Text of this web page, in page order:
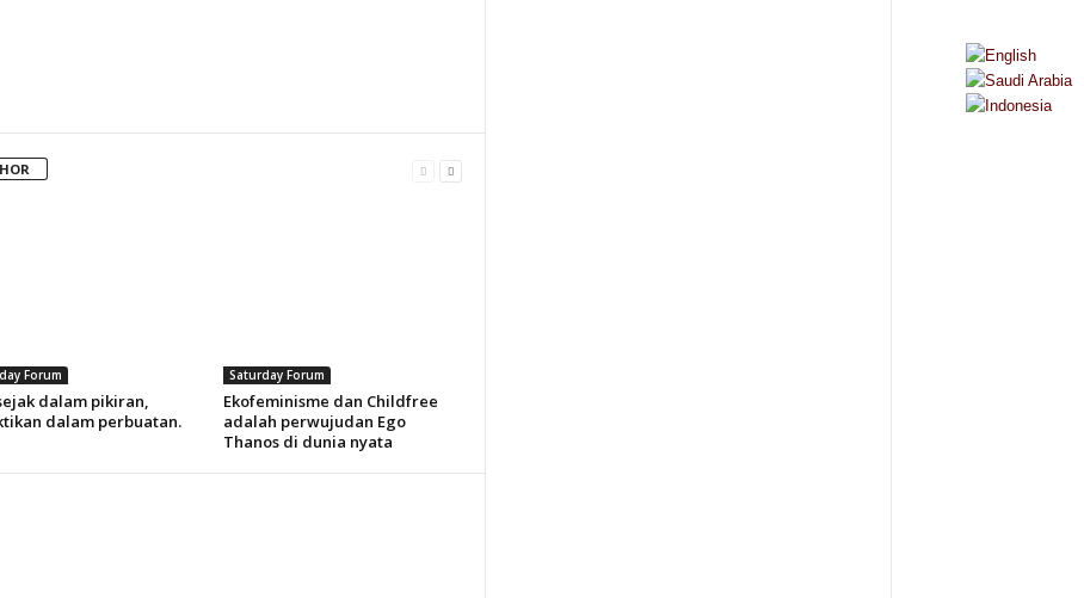
Forum
dalam pikiran,
dalam perbuatan.
Saturday Forum
Ekofeminisme dan Childfree
adalah perwujudan Ego
Thanos di dunia nyata